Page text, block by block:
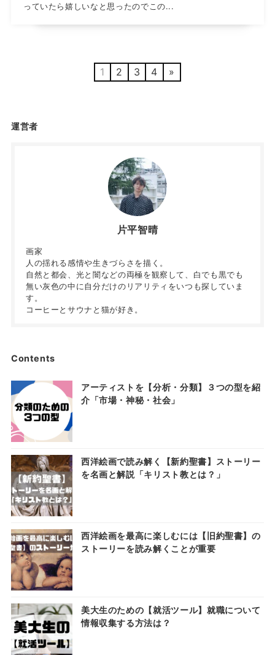
っていたら嬉しいなと思ったのでこの...
1 2 3 4 »
運営者
片平智晴
画家
人の揺れる感情や生きづらさを描く。
自然と都会、光と闇などの両極を観察して、白でも黒でも
無い灰色の中に自分だけのリアリティをいつも探していま
す。
コーヒーとサウナと猫が好き。
Contents
アーティストを【分析・分類】３つの型を紹
介「市場・神秘・社会」
西洋絵画で読み解く【新約聖書】ストーリー
を名画と解説「キリスト教とは？」
西洋絵画を最高に楽しむには【旧約聖書】の
ストーリーを読み解くことが重要
美大生のための【就活ツール】就職について
情報収集する方法は？